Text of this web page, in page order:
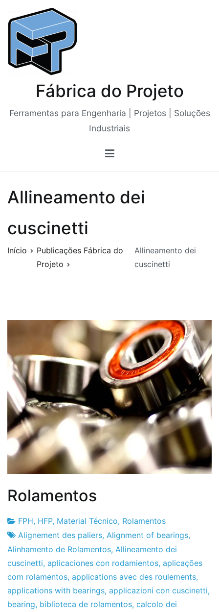
para
conteúdo
Fábrica do Projeto
Ferramentas para Engenharia | Projetos | Soluções
Industriais
Allineamento dei
cuscinetti
Início
Publicações Fábrica do
Projeto
Allineamento dei
cuscinetti
Rolamentos
Fabrica
do
Projeto
13
de
Janeiro
de
2011
FPH, HFP, Material Técnico, Rolamentos
Alignement des paliers, Alignment of bearings,
Alinhamento de Rolamentos, Allineamento dei
cuscinetti, aplicaciones con rodamientos, aplicações
com rolamentos, applications avec des roulements,
applications with bearings, applicazioni con cuscinetti,
bearing, biblioteca de rolamentos, calcolo dei